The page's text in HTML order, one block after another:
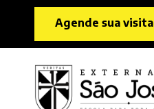
Agende sua visita